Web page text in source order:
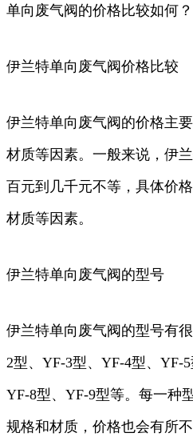
单向废气阀的价格比较如何
伊兰特单向废气阀价格比较
伊兰特单向废气阀的价格主
材质等因素。一般来说，伊
百元到几千元不等，具体价
材质等因素。
伊兰特单向废气阀的型号
伊兰特单向废气阀的型号有
2型、YF-3型、YF-4型、YF-5
YF-8型、YF-9型等。每一种
规格和材质，价格也会有所不